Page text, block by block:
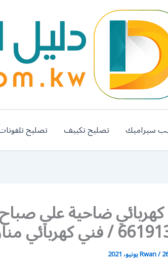
سيراميك تصليح تكييف تصليح
ضاحية علي
منازل 24 ساعة
Rwan/2021